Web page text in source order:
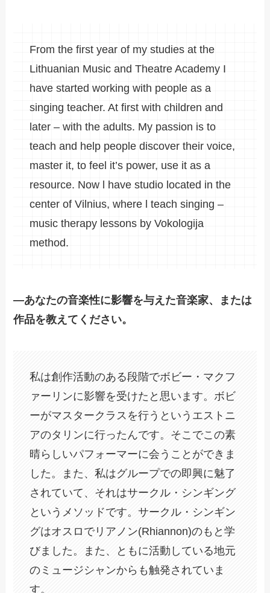
From the first year of my studies at the
Lithuanian Music and Theatre Academy I
have started working with people as a
singing teacher. At first with children and
later – with the adults. My passion is to
teach and help people discover their voice,
master it, to feel it’s power, use it as a
resource. Now l have studio located in the
center of Vilnius, where l teach singing –
music therapy lessons by Vokologija
method.
―あなたの音楽性に影響を与えた音楽家、または
作品を教えてください。
私は創作活動のある段階でボビー・マクフ
ァーリンに影響を受けたと思います。ボビ
ーがマスタークラスを行うというエストニ
アのタリンに行ったんです。そこでこの素
晴らしいパフォーマーに会うことができま
した。また、私はグループでの即興に魅了
されていて、それはサークル・シンギング
というメソッドです。サークル・シンギン
グはオスロでリアノン(Rhiannon)のもと学
びました。また、ともに活動している地元
のミュージシャンからも触発されていま
す。